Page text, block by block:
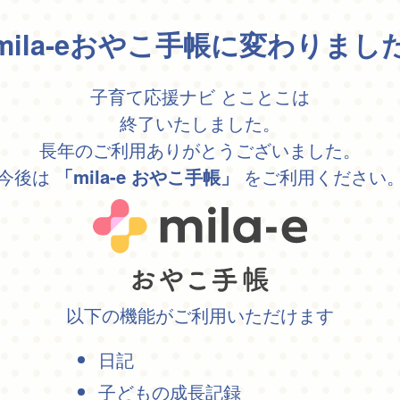
eおやこ手帳に変わりまし
子育て応援ナビ とことこは
終了いたしました。
長年のご利用ありがとうございました。
後は
「mila-e おやこ手帳」 をご利用ください
以下の機能がご利用いただけます
日記
子どもの成長記録